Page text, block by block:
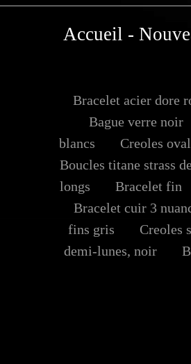
Accueil -
Bracelet acier dore
Bague verre noir
blancs
Creoles
Boucles titane strass
longs
Bracelet fin
Bracelet cuir 3
fins gris
Creoles
demi-lunes, noir